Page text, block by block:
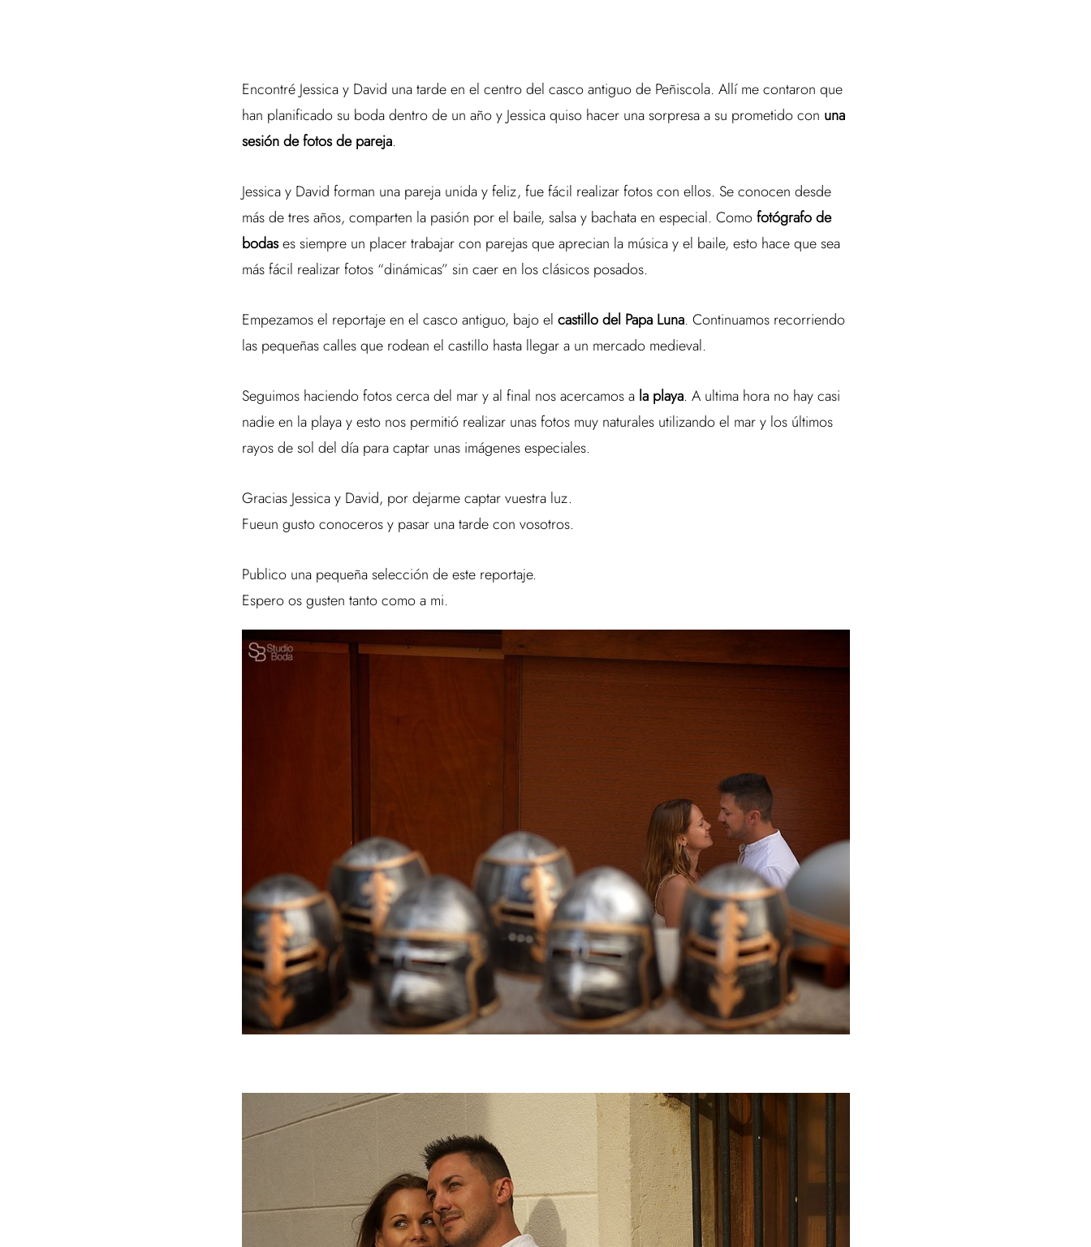
Encontré Jessica y David una tarde en el centro del casco antiguo de Peñiscola. Allí me contaron que
han planificado su boda dentro de un año y Jessica quiso hacer una sorpresa a su prometido con una
sesión de fotos de pareja.
Jessica y David forman una pareja unida y feliz, fue fácil realizar fotos con ellos. Se conocen desde
más de tres años, comparten la pasión por el baile, salsa y bachata en especial. Comofotógrafo de
bodases siempre un placer trabajar con parejas que aprecian la música y el baile, esto hace que sea
más fácil realizar fotos “dinámicas” sin caer en los clásicos posados.
Empezamos el reportaje en el casco antiguo, bajo el castillo del Papa Luna. Continuamos recorriendo
las pequeñas calles que rodean el castillo hasta llegar a un mercado medieval.
Seguimos haciendo fotos cerca del mar y al final nos acercamos a la playa. A ultima hora no hay casi
nadie en la playa y esto nos permitió realizar unas fotos muy naturales utilizando el mar y los últimos
rayos de sol del día para captar unas imágenes especiales.
Gracias Jessica y David, por dejarme captar vuestra luz.
Fueun gusto conoceros y pasar una tarde con vosotros.
Publico una pequeña selección de este reportaje.
Espero os gusten tanto como a mi.